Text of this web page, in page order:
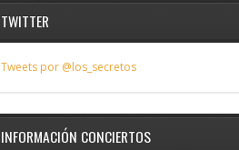
TWITTER
Tweets por @los_secretos
INFORMACIÓN CONCIERTOS